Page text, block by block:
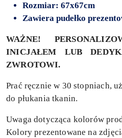
Rozmiar: 67x67cm
Zawiera pudełko
WAŻNE!
INICJAŁEM LUB
ZWROTOWI.
Prać ręcznie w 30 stopniach,
do płukania tkanin.
Uwaga dotycząca kolorów
Kolory prezentowane na